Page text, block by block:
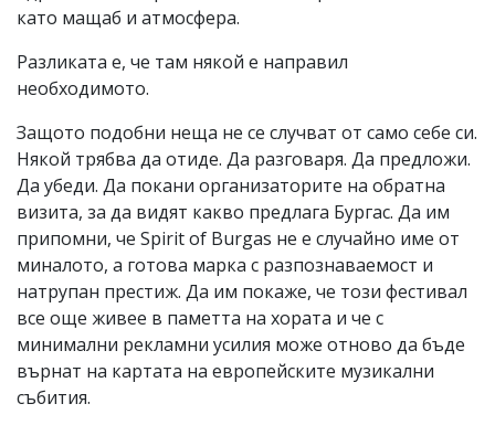
като мащаб и атмосфера.
Разликата е, че там някой е направил
необходимото.
Защото подобни неща не се случват от само себе си.
Някой трябва да отиде. Да разговаря. Да предложи.
Да убеди. Да покани организаторите на обратна
визита, за да видят какво предлага Бургас. Да им
припомни, че Spirit of Burgas не е случайно име от
миналото, а готова марка с разпознаваемост и
натрупан престиж. Да им покаже, че този фестивал
все още живее в паметта на хората и че с
минимални рекламни усилия може отново да бъде
върнат на картата на европейските музикални
събития.